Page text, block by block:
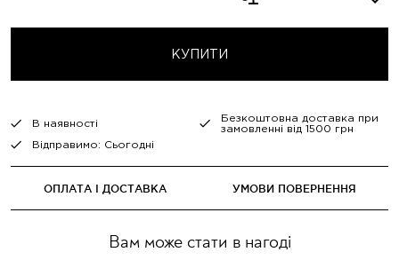
КУПИТИ
В наявності
Безкоштовна доставка при
замовленні від 1500 грн
Відправимо: Сьогодні
ОПЛАТА І ДОСТАВКА УМОВИ ПОВЕРНЕННЯ
Вам може стати в нагоді